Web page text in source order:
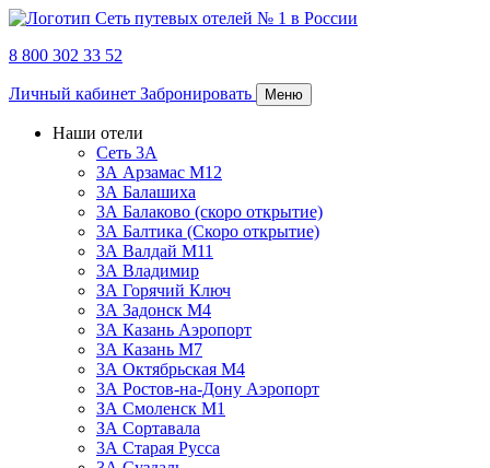
8 800 302 33 52
Личный кабинет Забронировать Меню
Наши отели
Сеть 3А
ЗА Арзамас М12
3А Балашиха
3А Балаково (скоро открытие)
3А Балтика (Скоро открытие)
3А Валдай М11
3А Владимир
ЗА Горячий Ключ
3А Задонск М4
3А Казань Аэропорт
3А Казань M7
3А Октябрьская М4
3А Ростов-на-Дону Аэропорт
ЗА Смоленск М1
ЗА Сортавала
3А Старая Русса